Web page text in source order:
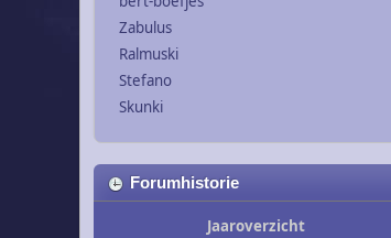
Zabulus
Ralmuski
Stefano
Skunki
Forumhistorie
Jaaroverzicht